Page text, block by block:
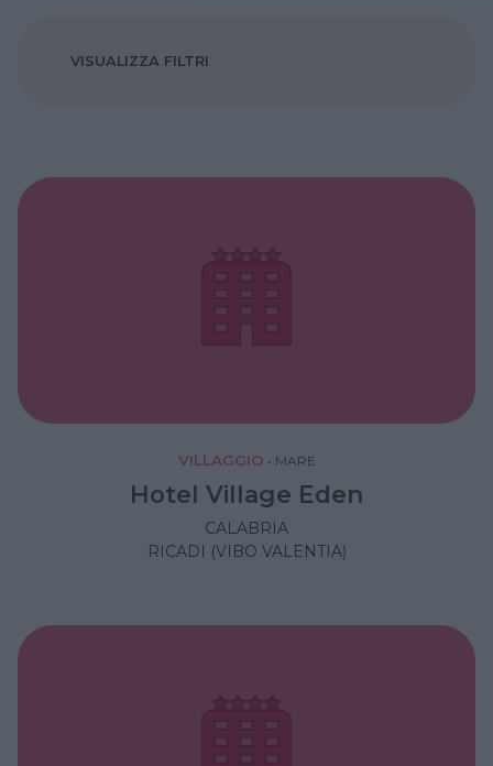
VISUALIZZA FILTRI
VILLAGGIO • MARE
Hotel Village Eden
CALABRIA
RICADI (VIBO VALENTIA)